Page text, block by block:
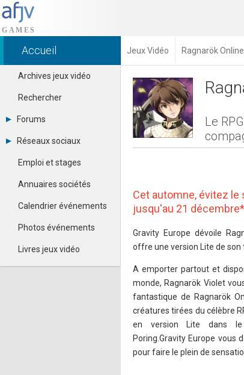
Accueil Jeux Vidéo Ragnarök Online
Archives jeux vidéo
Rechercher
Forums
Tous les forums
Se connecter
Contacter un modérateur
Réseaux sociaux
Dailymotion
Facebook
Google+
Pinterest
Youtube
Emploi et stages
Annuaires sociétés
Calendrier événements
Photos événements
Livres jeux vidéo
Le
Cet automne, évitez le
jusqu'au 21
Gravity Europe dévoile
offre une version Lite de son
A emporter partout et
monde, Ragnarök Violet
fantastique de Ragnarök
créatures tirées du célèbre
en version Lite dans le
Poring.Gravity Europe vous
pour faire le plein de